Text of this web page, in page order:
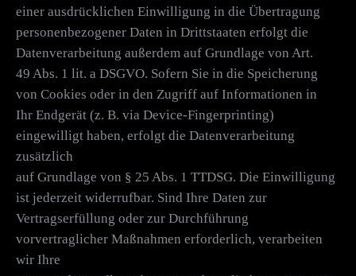
einer ausdrücklichen Einwilligung in die Übertragung
personenbezogener Daten in Drittstaaten erfolgt die
Datenverarbeitung außerdem auf Grundlage von Art.
49 Abs. 1 lit. a DSGVO. Sofern Sie in die Speicherung
von Cookies oder in den Zugriff auf Informationen in
Ihr Endgerät (z. B. via Device-Fingerprinting)
eingewilligt haben, erfolgt die Datenverarbeitung
zusätzlich
auf Grundlage von § 25 Abs. 1 TTDSG. Die Einwilligung
ist jederzeit widerrufbar. Sind Ihre Daten zur
Vertragserfüllung oder zur Durchführung
vorvertraglicher Maßnahmen erforderlich, verarbeiten
wir Ihre